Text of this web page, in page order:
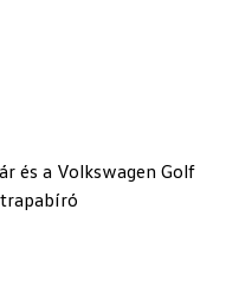
és a Volkswagen Golf